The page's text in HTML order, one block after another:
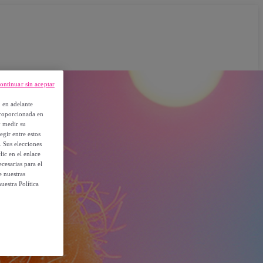
adelante
en
medir su
entre estos
elecciones
en el enlace
para el
nuestras
Política
sin aceptar